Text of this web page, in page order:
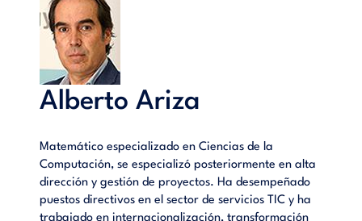
Profesiética.- Velociagilidad.- Compromisión.- Creactividad.-
Epílogo: conexiones ocultas.- Bibliografía: para saber más.
Entrevista en Canal Sur TV, programa "Despierta Andalucía"
(26 de mayo de 2021):
Alberto Ariza
Matemático especializado en Ciencias de la
Computación, se especializó posteriormente en alta
dirección y gestión de proyectos. Ha desempeñado
puestos directivos en el sector de servicios TIC y ha
trabajado en internacionalización, transformación